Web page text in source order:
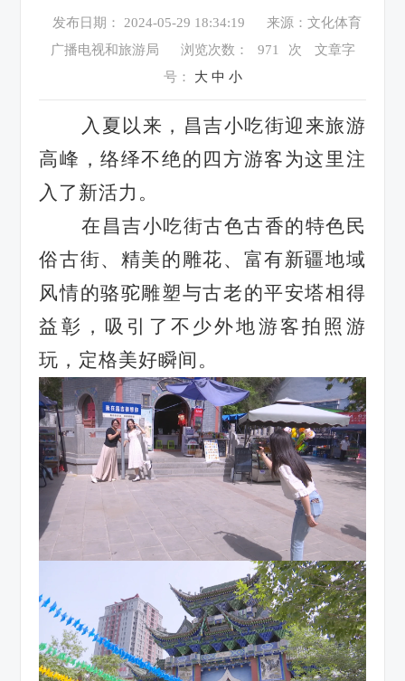
发布日期： 2024-05-29 18:34:19
来源：文化体育
广播电视和旅游局
浏览次数： 971 次
文章字
号： 大 中 小
入夏以来 ， 昌吉小吃街迎来旅游
高峰 ，络绎不绝的四方游客为这里注
入了新活力 。
在昌吉小吃街古色古香的特色民
俗古街、 精美的雕花、 富有新疆地域
风情的骆驼雕塑与古老的平安塔相得
益彰 ， 吸引了不少外地游客拍照游
玩 ， 定格美好瞬间 。